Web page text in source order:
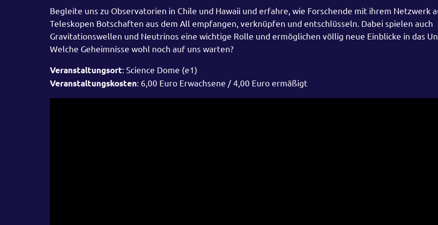
Begleite uns zu Observatorien in Chile und Hawaii und erfahre, wie Forschende mit ihrem Netzwerk
Teleskopen Botschaften aus dem All empfangen, verknüpfen und entschlüsseln. Dabei spielen auch
Gravitationswellen und Neutrinos eine wichtige Rolle und ermöglichen völlig neue Einblicke in das
Welche Geheimnisse wohl noch auf uns warten?
Veranstaltungsort: Science Dome (e1)
Veranstaltungskosten: 6,00 Euro Erwachsene / 4,00 Euro ermäßigt